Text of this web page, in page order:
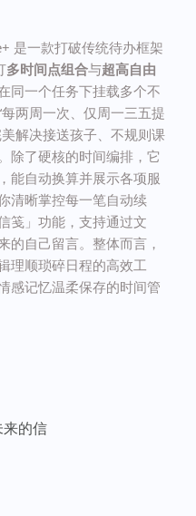
是一款打破传统待办框架
多时间点组合与超高自由
同一个任务下挂载多个不
两周一次、仅周一三五提
解决接送孩子、不规则课
除了硬核的时间编排，它
，能自动换算并展示各项服
清晰掌控每一笔自动续
笺」功能，支持通过文
的自己留言。整体而言，
理顺琐碎日程的高效工
感记忆温柔保存的时间管
来的信